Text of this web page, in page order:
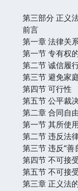
第三部分 正义
前言
第一章 法律关
第一节 专有权
第二节 诚信履
第三节 避免家
第四节 可行性
第五节 公平裁
第二章 合同自
第一节 其所使
第二节 违反法
第三节 违反“善
第四节 不可接
第五节 不可接
第三章 正义法